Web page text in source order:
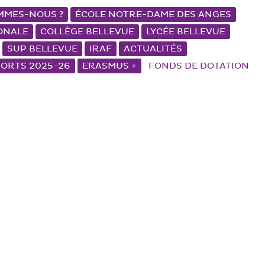
NOUS ?
ÉCOLE NOTRE-DAME DES ANGES
COLLÈGE BELLEVUE
LYCÉE BELLEVUE
SUP BELLEVUE IRAF
ACTUALITÉS
2025-26
ERASMUS + FONDS DE DOTATION